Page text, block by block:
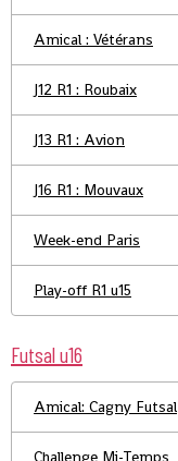
Amical : Vétérans
J12 R1 : Roubaix
J13 R1 : Avion
J16 R1 : Mouvaux
Week-end Paris
Play-off R1 u15
Futsal u16
Amical: Cagny Futsal
Challenge Mi-Temps